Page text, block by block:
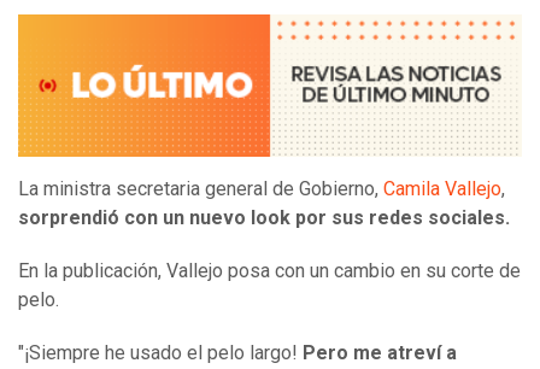
La ministra secretaria general de Gobierno, Camila Vallejo,
sorprendió con un nuevo look por sus redes sociales.
En la publicación, Vallejo posa con un cambio en su corte de
pelo.
"¡Siempre he usado el pelo largo! Pero me atreví a